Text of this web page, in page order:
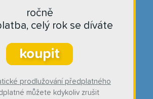
ročně
celý rok se díváte
koupit
prodlužování předplatného
můžete kdykoliv zrušit